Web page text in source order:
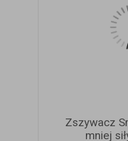
Zszywacz
mniej